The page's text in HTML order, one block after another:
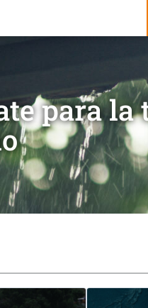
para la